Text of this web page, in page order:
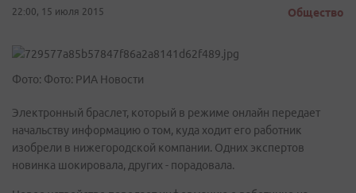
22:00, 15 июля 2015 Общество
Фото: Фото: РИА Новости
Электронный браслет, который в режиме онлайн передает
начальству информацию о том, куда ходит его работник
изобрели в нижегородской компании. Одних экспертов
новинка шокировала, других - порадовала.